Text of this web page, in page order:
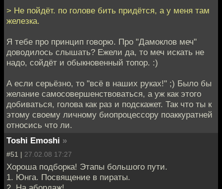
> Не пойдёт. по голове бить придётся, а у меня там
железка.
Я тебе про принцип говорю. Про "Дамоклов меч"
доводилось слышать? Ежели да, то меч искать не
надо, сойдёт и обыкновенный топор. :)
А если серьёзно, то "всё в наших руках!" ;) Было бы
желание самосовершенствоваться, а уж как этого
добиваться, голова как раз и подскажет. Так что ты к
этому своему личному биопроцессору поаккуратней
относись что ли.
Toshi Emoshi »
#51 | 27.02.08 17:27
Хороша подборка! Этапы большого пути.
1. Юнга. Посвящение в пираты.